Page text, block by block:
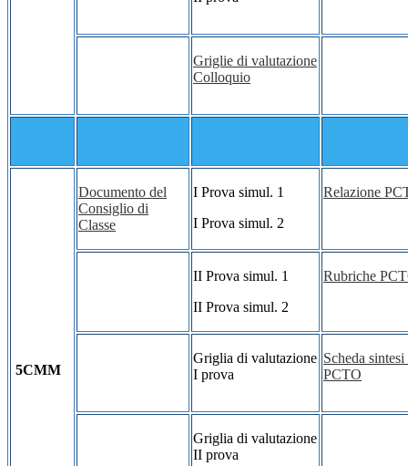
Griglie di valutazione
Colloquio
5CMM
Documento del
Consiglio di
Classe
I Prova simul. 1
I Prova simul. 2
Relazione
II Prova simul. 1
II Prova simul. 2
Rubriche
Griglia di valutazione
I prova
Scheda
PCTO
Griglia di valutazione
II prova